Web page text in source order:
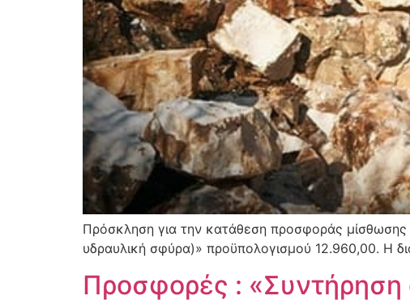
Πρόσκληση για την κατάθεση προσφοράς
υδραυλική σφύρα)» προϋπολογισμού 12.960,00. Η
Προσφορές :